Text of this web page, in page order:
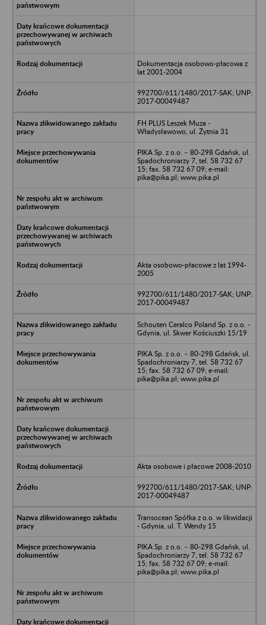
Dokumentacja osobowo-płacowa z
lat 2001-2004
992700/611/1480/2017-SAK; UNP:
2017-00049487
FH PLUS Leszek Muza -
Władysławowo, ul. Żytnia 31
PIKA Sp. z o.o. – 80-298 Gdańsk, ul.
Spadochroniarzy 7, tel. 58 732 67
15; fax. 58 732 67 09; e-mail:
pika@pika.pl; www.pika.pl
Akta osobowo-płacowe z lat 1994-
2005
992700/611/1480/2017-SAK; UNP:
2017-00049487
Schouten Ceralco Poland Sp. z o.o. -
Gdynia, ul. Skwer Kościuszki 15/19
PIKA Sp. z o.o. – 80-298 Gdańsk, ul.
Spadochroniarzy 7, tel. 58 732 67
15; fax. 58 732 67 09; e-mail:
pika@pika.pl; www.pika.pl
Akta osobowe i płacowe 2008-2010
992700/611/1480/2017-SAK; UNP:
2017-00049487
Transocean Spółka z o.o. w likwidacji
- Gdynia, ul. T. Wendy 15
PIKA Sp. z o.o. – 80-298 Gdańsk, ul.
Spadochroniarzy 7, tel. 58 732 67
15; fax. 58 732 67 09; e-mail:
pika@pika.pl; www.pika.pl